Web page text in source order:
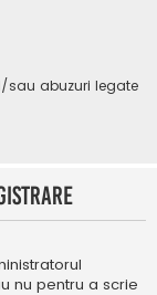
sau abuzuri legate
nu pentru a scrie